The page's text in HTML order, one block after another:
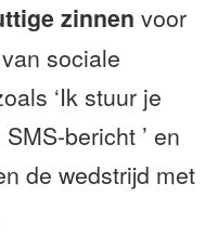
zinnen voor
sociale
‘Ik stuur je
bericht ’ en
de wedstrijd met